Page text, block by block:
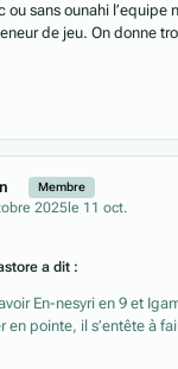
sans ounahi l’equipe
de jeu. On donne
Membre
2025 le 11 oct.
a dit :
En-nesyri en 9 et
en pointe, il s’entête à